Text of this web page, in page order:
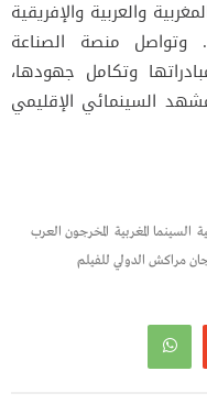
والعربية والإفريقية
وتواصل منصة الصناعة
وتكامل جهودها،
السينمائي الإقليمي
السينما المغربية المخرجون العرب
مراكش الدولي للفيلم